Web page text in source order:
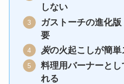
しない
ガストーチの進化
要
炭の火起こしが簡
料理用バーナーとし
れる